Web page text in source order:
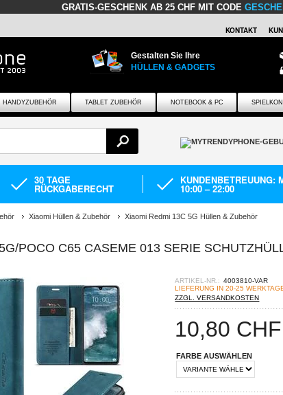
GRATIS-GESCHENK AB 25 CHF MIT CODE
KONTAKT
Gestalten Sie Ihre
HÜLLEN & GADGETS
HANDYZUBEHÖR TABLET ZUBEHÖR NOTEBOOK & PC
30 TAGE
RÜCKGABERECHT
KUNDENBETREUUNG:
10:00 – 22:00
Xiaomi Hüllen & Zubehör Xiaomi Redmi 13C 5G Hüllen & Zubehör
POCO C65 CASEME 013 SERIE
ARTIKEL-NR.: 4003810-VAR
LIEFERUNG IN 20-25
ZZGL. VERSANDKOSTEN
10,80 CHF
FARBE AUSWÄHLEN